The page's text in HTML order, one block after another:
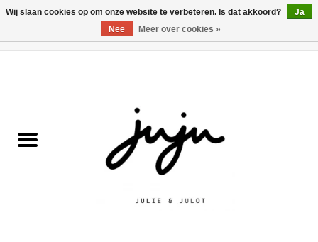
Kledij jongens
Wij slaan cookies op om onze website te verbeteren. Is dat akkoord?
Ja
Nee
Meer over cookies »